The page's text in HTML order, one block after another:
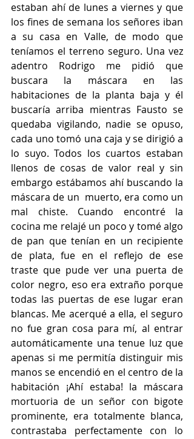
estaban ahí de lunes a viernes y que
los fines de semana los señores iban
a su casa en Valle, de modo que
teníamos el terreno seguro. Una vez
adentro Rodrigo me pidió que
buscara la máscara en las
habitaciones de la planta baja y él
buscaría arriba mientras Fausto se
quedaba vigilando, nadie se opuso,
cada uno tomó una caja y se dirigió a
lo suyo. Todos los cuartos estaban
llenos de cosas de valor real y sin
embargo estábamos ahí buscando la
máscara de un  muerto, era como un
mal chiste. Cuando encontré la
cocina me relajé un poco y tomé algo
de pan que tenían en un recipiente
de plata, fue en el reflejo de ese
traste que pude ver una puerta de
color negro, eso era extraño porque
todas las puertas de ese lugar eran
blancas. Me acerqué a ella, el seguro
no fue gran cosa para mí, al entrar
automáticamente una tenue luz que
apenas si me permitía distinguir mis
manos se encendió en el centro de la
habitación ¡Ahí estaba! la máscara
mortuoria de un señor con bigote
prominente, era totalmente blanca,
contrastaba perfectamente con lo